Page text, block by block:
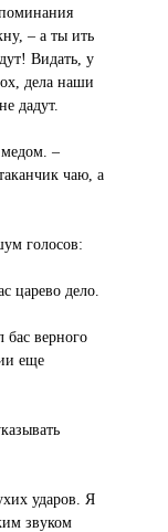
– а ты ить
Видать, у
дела наши
дадут.
–
чаю, а
голосов:
царево дело.
бас верного
еще
ударов. Я
звуком